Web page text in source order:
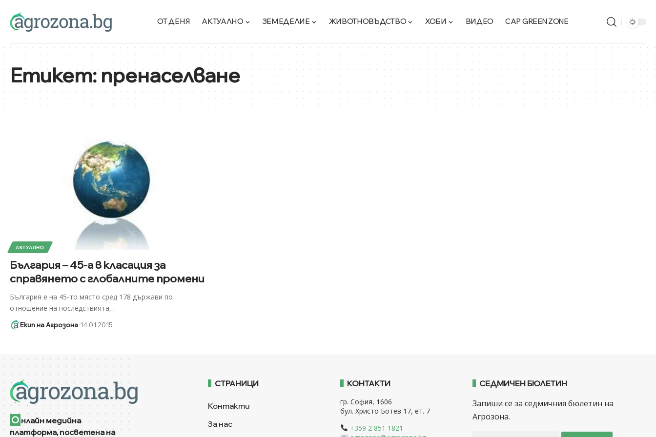
ОТ ДЕНЯ АКТУАЛНО ЗЕМЕДЕЛИЕ ЖИВОТНОВЪДСТВО ХОБИ ВИДЕО CAP GREEN ZONE
Етикет:пренаселване
АКТУАЛНО
България – 45-а в класация за
справянето с глобалните промени
България е на 45-то място сред 178 държави по
отношение на последствията,…
Екип на Агрозона 14.01.2015
О нлайн медийна
платформа, посветена на
СТРАНИЦИ
Контакти
За нас
КОНТАКТИ
гр. София, 1606
бул. Христо Ботев 17, ет. 7
+359 2 851 1821
СЕДМИЧЕН БЮЛЕТИН
Запиши се за седмичния бюлетин на
Агрозона.